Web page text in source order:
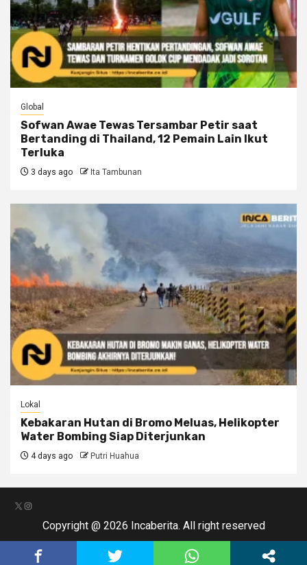
Global
Sofwan Awae Tewas Tersambar Petir saat
Bertanding di Thailand, 12 Pemain Lain Ikut
Terluka
3 days ago Ita Tambunan
Lokal
Kebakaran Hutan di Bromo Meluas, Helikopter
Water Bombing Siap Diterjunkan
4 days ago Putri Huahua
X Instagram
Copyright @ 2026 Incaberita. All right reserved